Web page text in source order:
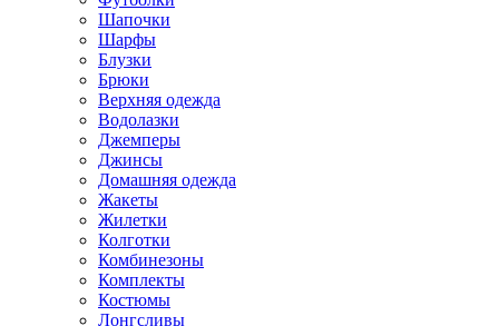
Шапочки
Шарфы
Блузки
Брюки
Верхняя одежда
Водолазки
Джемперы
Джинсы
Домашняя одежда
Жакеты
Жилетки
Колготки
Комбинезоны
Комплекты
Костюмы
Лонгсливы